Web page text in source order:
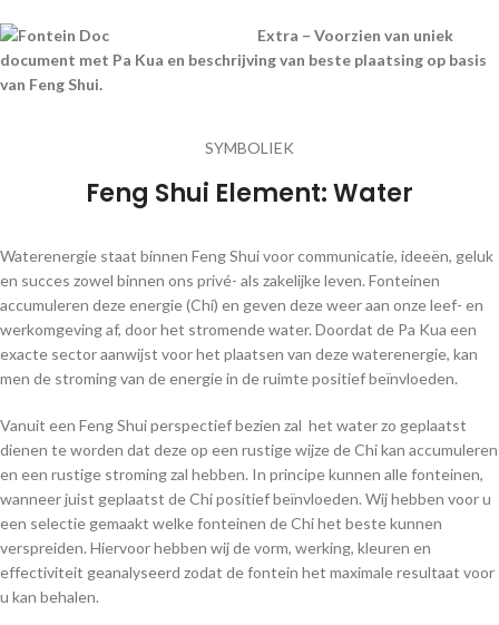
Extra – Voorzien van uniek
document met Pa Kua en beschrijving van beste plaatsing op basis
van Feng Shui.
SYMBOLIEK
Feng Shui Element: Water
Waterenergie staat binnen Feng Shui voor communicatie, ideeën, geluk
en succes zowel binnen ons privé- als zakelijke leven. Fonteinen
accumuleren deze energie (Chi) en geven deze weer aan onze leef- en
werkomgeving af, door het stromende water. Doordat de Pa Kua een
exacte sector aanwijst voor het plaatsen van deze waterenergie, kan
men de stroming van de energie in de ruimte positief beïnvloeden.
Vanuit een Feng Shui perspectief bezien zal het water zo geplaatst
dienen te worden dat deze op een rustige wijze de Chi kan accumuleren
en een rustige stroming zal hebben. In principe kunnen alle fonteinen,
wanneer juist geplaatst de Chi positief beïnvloeden. Wij hebben voor u
een selectie gemaakt welke fonteinen de Chi het beste kunnen
verspreiden. Hiervoor hebben wij de vorm, werking, kleuren en
effectiviteit geanalyseerd zodat de fontein het maximale resultaat voor
u kan behalen.